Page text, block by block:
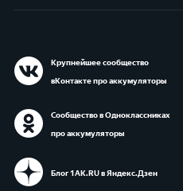
Крупнейшее сообщество
вКонтакте про аккумуляторы
Сообщество в Одноклассниках
про аккумуляторы
Блог 1АК.RU в Яндекс.Дзен